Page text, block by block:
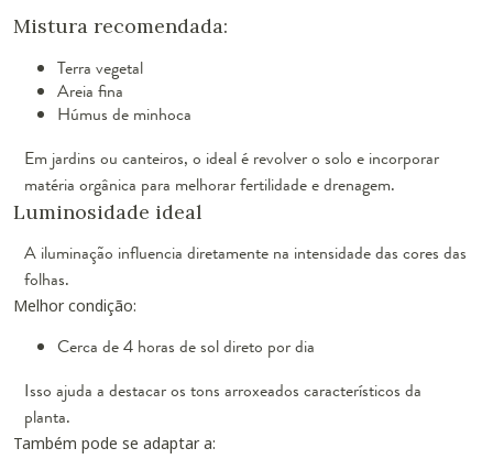
Mistura recomendada:
Terra vegetal
Areia fina
Húmus de minhoca
Em jardins ou canteiros, o ideal é revolver o solo e incorporar
matéria orgânica para melhorar fertilidade e drenagem.
Luminosidade ideal
A iluminação influencia diretamente na intensidade das cores das
folhas.
Melhor condição:
Cerca de 4 horas de sol direto por dia
Isso ajuda a destacar os tons arroxeados característicos da
planta.
Também pode se adaptar a: